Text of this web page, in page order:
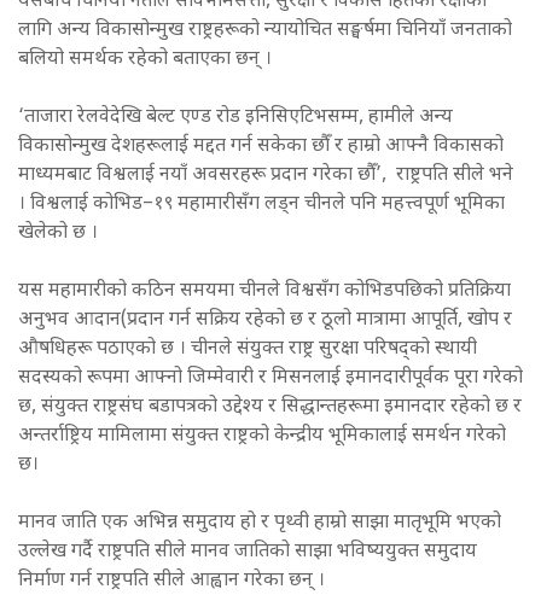
लागि अन्य विकासोन्मुख राष्ट्रहरूको न्यायोचित सङ्घर्षमा चिनियाँ जनताको
बलियो समर्थक रहेको बताएका छन् ।
‘ताजारा रेलवेदेखि बेल्ट एण्ड रोड इनिसिएटिभसम्म, हामीले अन्य
विकासोन्मुख देशहरूलाई मद्दत गर्न सकेका छौँ र हाम्रो आफ्नै विकासको
माध्यमबाट विश्वलाई नयाँ अवसरहरू प्रदान गरेका छौँ’, राष्ट्रपति सीले भने
। विश्वलाई कोभिड–१९ महामारीसँग लड्न चीनले पनि महत्त्वपूर्ण भूमिका
खेलेको छ ।
यस महामारीको कठिन समयमा चीनले विश्वसँग कोभिडपछिको प्रतिक्रिया
अनुभव आदान(प्रदान गर्न सक्रिय रहेको छ र ठूलो मात्रामा आपूर्ति, खोप र
औषधिहरू पठाएको छ । चीनले संयुक्त राष्ट्र सुरक्षा परिषद्को स्थायी
सदस्यको रूपमा आफ्नो जिम्मेवारी र मिसनलाई इमानदारीपूर्वक पूरा गरेको
छ, संयुक्त राष्ट्रसंघ बडापत्रको उद्देश्य र सिद्धान्तहरूमा इमानदार रहेको छ र
अन्तर्राष्ट्रिय मामिलामा संयुक्त राष्ट्रको केन्द्रीय भूमिकालाई समर्थन गरेको
छ।
मानव जाति एक अभिन्न समुदाय हो र पृथ्वी हाम्रो साझा मातृभूमि भएको
उल्लेख गर्दै राष्ट्रपति सीले मानव जातिको साझा भविष्ययुक्त समुदाय
निर्माण गर्न राष्ट्रपति सीले आह्वान गरेका छन् ।